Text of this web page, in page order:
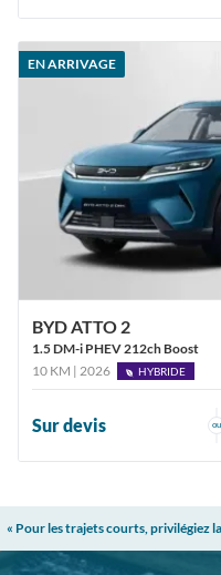
EN ARRIVAGE
BYD ATTO 2
1.5 DM-i PHEV 212ch Boost
10 KM | 2026
HYBRIDE
Sur devis ou
« Pour les trajets courts, privilégiez